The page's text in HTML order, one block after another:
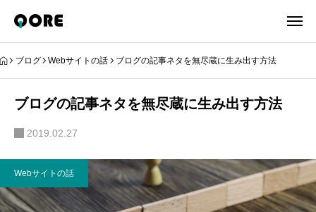
ブログ Webサイトの話 ブログの記事ネタを無尽蔵に生み出す方法
ブログの記事ネタを無尽蔵に生み出す方法
2019.02.27
Webサイトの話